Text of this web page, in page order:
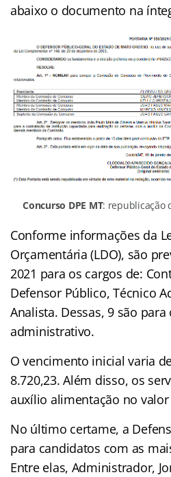
abaixo o documento na
Concurso DPE MT: republicação
Conforme informações da
Orçamentária (LDO), são
2021 para os cargos de:
Defensor Público, Técnico
Analista. Dessas, 9 são
administrativo.
O vencimento inicial varia
8.720,23. Além disso, os
auxílio alimentação no valor
No último certame, a
para candidatos com as
Entre elas, Administrador,